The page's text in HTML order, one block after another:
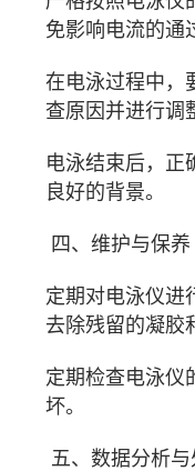
免影响电流的通
在电泳过程中，
查原因并进行调
电泳结束后，正
良好的背景。
四、维护与保养
定期对电泳仪进
去除残留的凝胶
定期检查电泳仪
坏。
五、数据分析与